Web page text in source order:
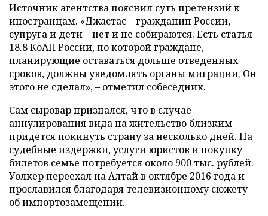
Источник агентства пояснил суть претензий к
иностранцам. «Джастас – гражданин России,
супруга и дети – нет и не собираются. Есть статья
18.8 КоАП России, по которой граждане,
планирующие оставаться дольше отведенных
сроков, должны уведомлять органы миграции. Он
этого не сделал», – отметил собеседник.
Сам сыровар признался, что в случае
аннулирования вида на жительство близким
придется покинуть страну за несколько дней. На
судебные издержки, услуги юристов и покупку
билетов семье потребуется около 900 тыс. рублей.
Уолкер переехал на Алтай в октябре 2016 года и
прославился благодаря телевизионному сюжету
об импортозамещении.